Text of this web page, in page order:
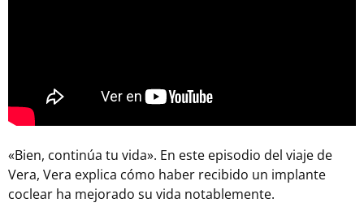
«Bien, continúa tu vida». En este episodio del viaje de
Vera, Vera explica cómo haber recibido un implante
coclear ha mejorado su vida notablemente.